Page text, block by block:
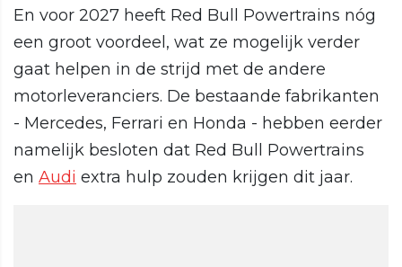
En voor 2027 heeft Red Bull Powertrains nóg
een groot voordeel, wat ze mogelijk verder
gaat helpen in de strijd met de andere
motorleveranciers. De bestaande fabrikanten
- Mercedes, Ferrari en Honda - hebben eerder
namelijk besloten dat Red Bull Powertrains
en Audi extra hulp zouden krijgen dit jaar.